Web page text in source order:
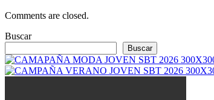
Comments are closed.
Buscar
Buscar